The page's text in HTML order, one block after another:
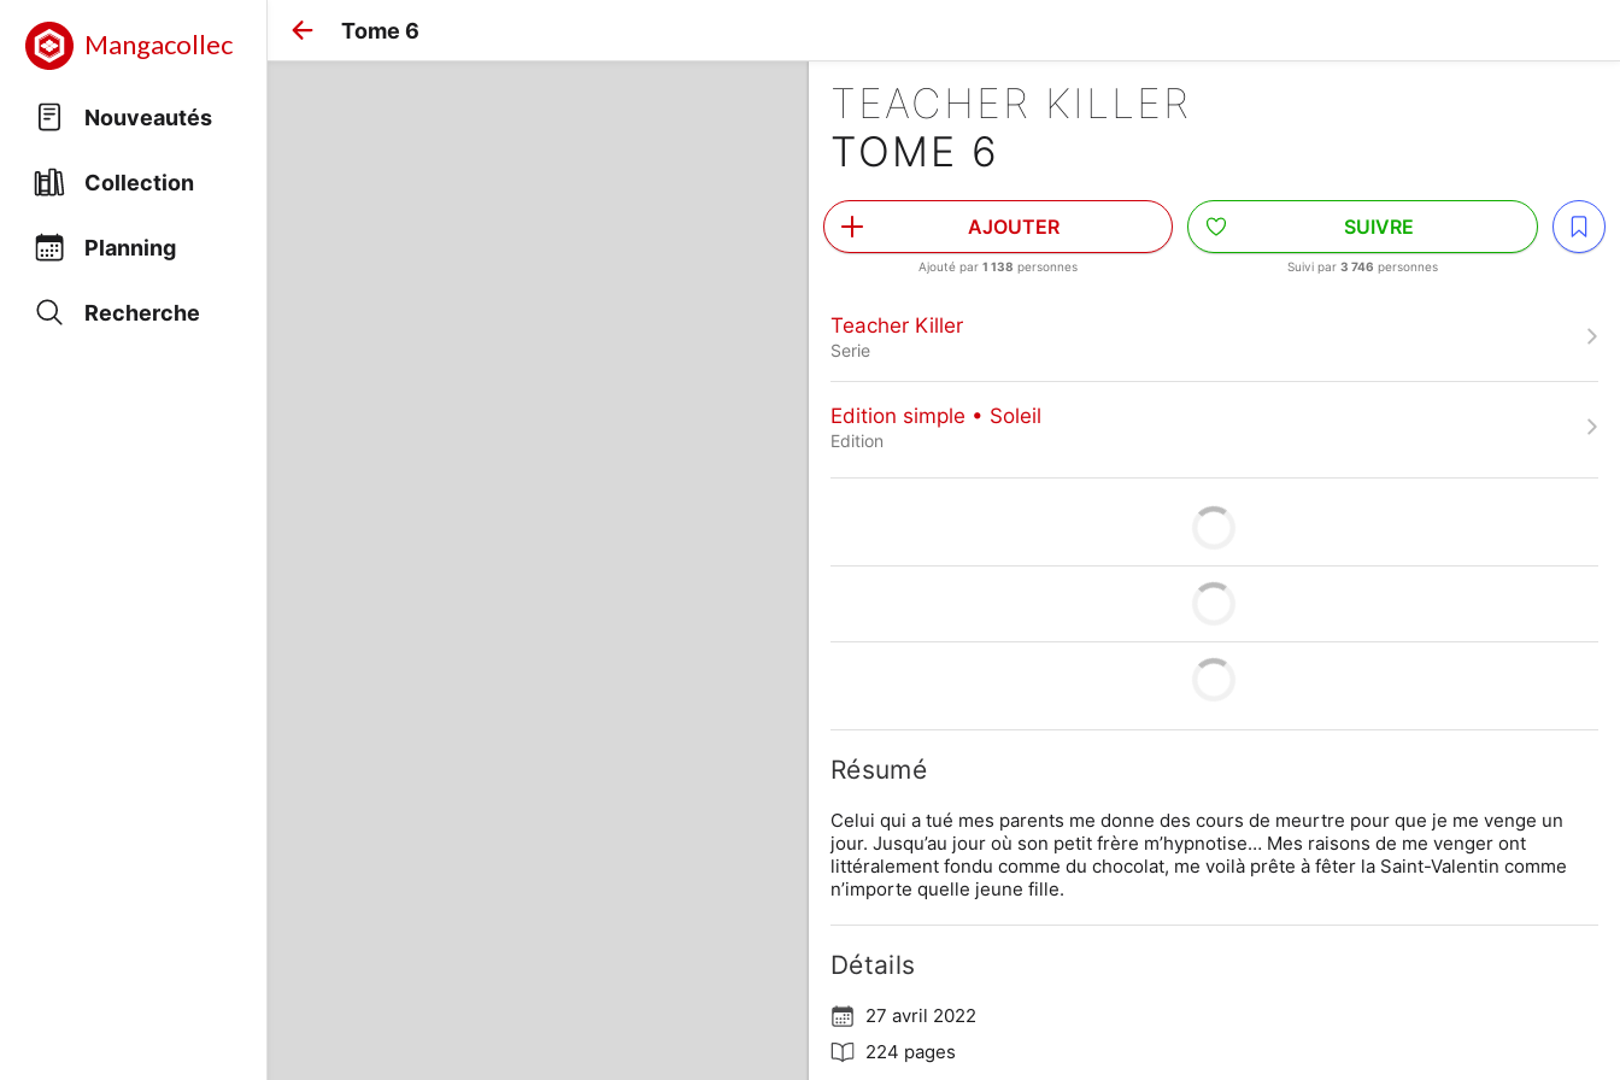
Mangacollec
Nouveautés
Collection
Planning
Recherche
Tome 6
TEACHER KILLER
TOME 6
AJOUTER
Ajouté par1 138 personnes
SUIVRE
Suivi par3 746 personnes
Teacher Killer
Serie
Edition simple • Soleil
Edition
Résumé
Celui qui a tué mes parents me donne des cours de meurtre pour que je me venge un
jour. Jusqu’au jour où son petit frère m’hypnotise… Mes raisons de me venger ont
littéralement fondu comme du chocolat, me voilà prête à fêter la Saint-Valentin comme
n’importe quelle jeune fille.
Détails
27 avril 2022
224 pages